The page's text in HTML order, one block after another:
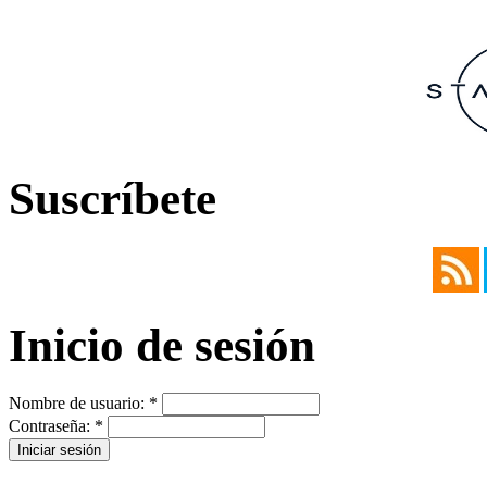
Suscríbete
Inicio de sesión
Nombre de usuario: *
Contraseña: *